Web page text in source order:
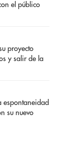
el público
proyecto
y salir de la
espontaneidad
su nuevo